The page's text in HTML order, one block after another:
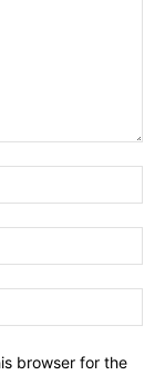
browser for the